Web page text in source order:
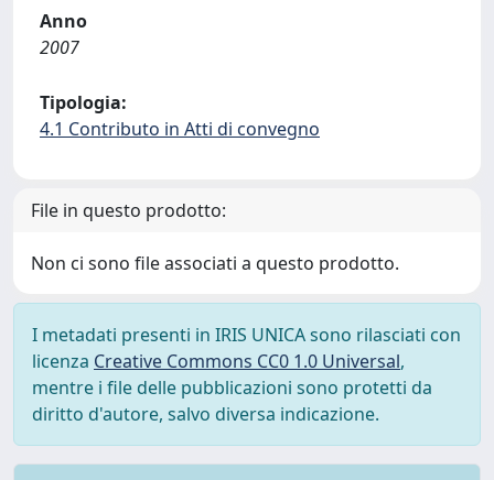
Anno
2007
Tipologia:
4.1 Contributo in Atti di convegno
File in questo prodotto:
Non ci sono file associati a questo prodotto.
I metadati presenti in IRIS UNICA sono rilasciati con
licenza Creative Commons CC0 1.0 Universal,
mentre i file delle pubblicazioni sono protetti da
diritto d'autore, salvo diversa indicazione.